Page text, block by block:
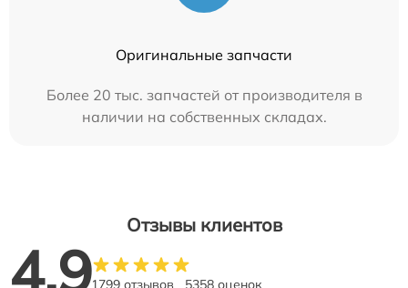
Оригинальные запчасти
Более 20 тыс. запчастей от производителя в
наличии на собственных складах.
Отзывы клиентов
4.91799 отзывов 5358 оценок